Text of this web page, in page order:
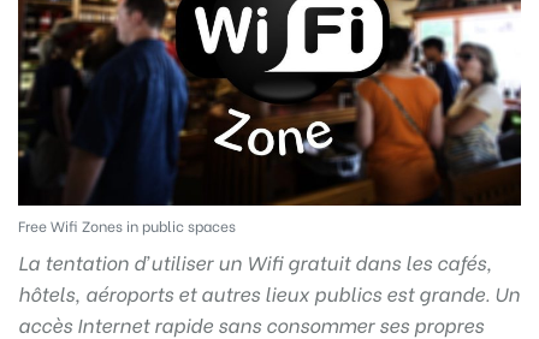
Free Wifi Zones in public spaces
La tentation d’utiliser un Wifi gratuit dans les cafés,
hôtels, aéroports et autres lieux publics est grande. Un
accès Internet rapide sans consommer ses propres